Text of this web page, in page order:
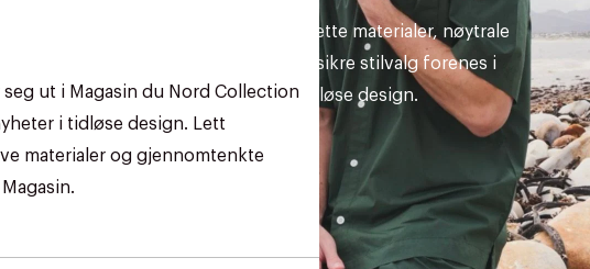
ut i Magasin du Nord Collection
i tidløse design. Lett
materialer og gjennomtenkte
Sommerens lette materialer, nøytrale
nyanser og sikre stilvalg forenes i
tidløse design.